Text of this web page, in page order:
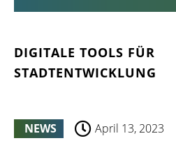
DIGITALE TOOLS FÜR
STADTENTWICKLUNG
NEWS April 13, 2023